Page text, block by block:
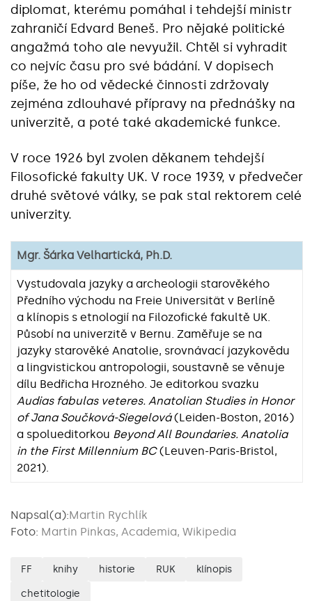
diplomat, kterému pomáhal i tehdejší ministr
zahraničí Edvard Beneš. Pro nějaké politické
angažmá toho ale nevyužil. Chtěl si vyhradit
co nejvíc času pro své bádání. V dopisech
píše, že ho od vědecké činnosti zdržovaly
zejména zdlouhavé přípravy na přednášky na
univerzitě, a poté také akademické funkce.
V roce 1926 byl zvolen děkanem tehdejší
Filosofické fakulty UK. V roce 1939, v předvečer
druhé světové války, se pak stal rektorem celé
univerzity.
Mgr. Šárka Velhartická, Ph.D.
Vystudovala jazyky a archeologii starověkého
Předního východu na Freie Universität v Berlíně
a klínopis s etnologií na Filozofické fakultě UK.
Působí na univerzitě v Bernu. Zaměřuje se na
jazyky starověké Anatolie, srovnávací jazykovědu
a lingvistickou antropologii, soustavně se věnuje
dílu Bedřicha Hrozného. Je editorkou svazku
Audias fabulas veteres. Anatolian Studies in Honor
of Jana Součková-Siegelová(Leiden-Boston, 2016)
a spolueditorkou Beyond All Boundaries. Anatolia
in the First Millennium BC(Leuven-Paris-Bristol,
2021).
Napsal(a):Martin Rychlík
Foto: Martin Pinkas, Academia, Wikipedia
FF knihy historie RUK klínopis
chetitologie